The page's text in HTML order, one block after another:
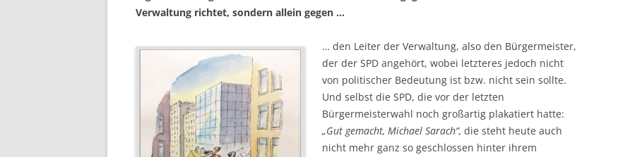
Verwaltung richtet, sondern allein gegen …
… den Leiter der Verwaltung, also den Bürgermeister,
der der SPD angehört, wobei letzteres jedoch nicht
von politischer Bedeutung ist bzw. nicht sein sollte.
Und selbst die SPD, die vor der letzten
Bürgermeisterwahl noch großartig plakatiert hatte:
„Gut gemacht, Michael Sarach“, die steht heute auch
nicht mehr ganz so geschlossen hinter ihrem